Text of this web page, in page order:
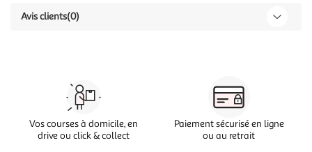
Avis clients(0)
Vos courses à domicile, en
drive ou click & collect
Paiement sécurisé en ligne
ou au retrait